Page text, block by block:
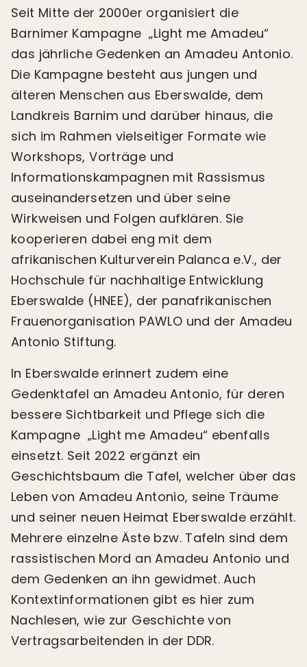
Seit Mitte der 2000er organisiert die
Barnimer Kampagne „Light me Amadeu“
das jährliche Gedenken an Amadeu Antonio.
Die Kampagne besteht aus jungen und
älteren Menschen aus Eberswalde, dem
Landkreis Barnim und darüber hinaus, die
sich im Rahmen vielseitiger Formate wie
Workshops, Vorträge und
Informationskampagnen mit Rassismus
auseinandersetzen und über seine
Wirkweisen und Folgen aufklären. Sie
kooperieren dabei eng mit dem
afrikanischen Kulturverein Palanca e.V., der
Hochschule für nachhaltige Entwicklung
Eberswalde (HNEE), der panafrikanischen
Frauenorganisation PAWLO und der Amadeu
Antonio Stiftung.
In Eberswalde erinnert zudem eine
Gedenktafel an Amadeu Antonio, für deren
bessere Sichtbarkeit und Pflege sich die
Kampagne „Light me Amadeu“ ebenfalls
einsetzt. Seit 2022 ergänzt ein
Geschichtsbaum die Tafel, welcher über das
Leben von Amadeu Antonio, seine Träume
und seiner neuen Heimat Eberswalde erzählt.
Mehrere einzelne Äste bzw. Tafeln sind dem
rassistischen Mord an Amadeu Antonio und
dem Gedenken an ihn gewidmet. Auch
Kontextinformationen gibt es hier zum
Nachlesen, wie zur Geschichte von
Vertragsarbeitenden in der DDR.